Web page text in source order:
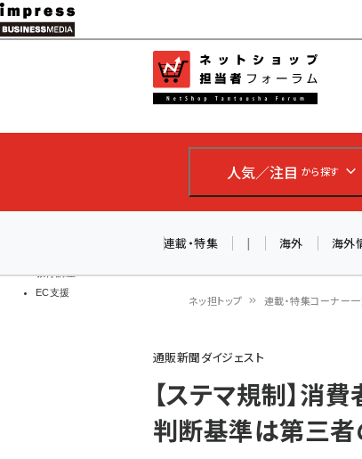
メ
イ
ン
ツ
移
教育講座
EC支援
ネッ
人気／注目 から探す
連載・特集 | 海外 海外
ン
く
ず
ネッ担トップ 連載・特集コーナー
通販新聞ダイジェスト
【ステマ規制】消
判断基準は第三者